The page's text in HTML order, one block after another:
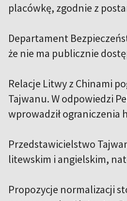
placówkę, zgodnie z
Departament
że nie ma publicznie
Relacje Litwy z Chinami
Tajwanu. W odpowiedzi
wprowadził ograniczenia
Przedstawicielstwo
litewskim i angielskim,
Propozycje normalizacji